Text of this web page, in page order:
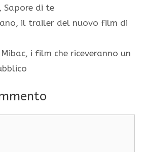
,Sapore di te
il trailer del nuovo film di
i film che riceveranno un